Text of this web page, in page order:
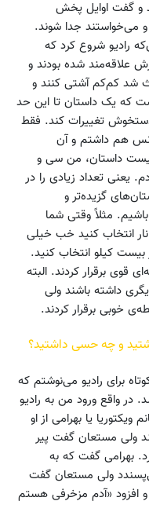
و گفت اوایل پخش
می‌خواستند جدا شوند.
رادیو شروع کرد که
علاقه‌مند شده بودند و
شد کم‌کم آشتی کنند و
که یک داستان تا این حد
دستخوش تغییرات کند. فقط
هم داشتم و آن
داستان، من سی و
تعداد زیادی را در
گزیده‌تر و
مثلاً وقتی شما
انتخاب کنید خب خیلی
بیست کیلو انتخاب کنید.
قوی برقرار کردند. البته
داشته باشند ولی
خوبی برقرار کردند.
و چه حسی داشتید؟
برای رادیو می‌نوشتم که
در واقع ورود من به رادیو
یا بهرامی از او
ولی مستعان گفت پیر
بهرامی گفت که به
ولی مستعان گفت
و افزود «آدم مزخرفی هستم